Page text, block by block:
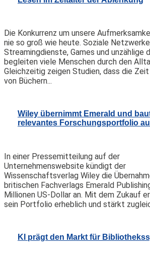
Die Konkurrenz um unsere
nie so groß wie heute. Soziale
Streamingdienste, Games und unzählige
begleiten viele Menschen durch den
Gleichzeitig zeigen Studien, dass die
von Büchern...
Wiley übernimmt Emerald und
relevantes Forschungsportfolio
In einer Pressemitteilung auf der
Unternehmenswebsite kündigt der
Wissenschaftsverlag Wiley die
britischen Fachverlags Emerald
Millionen US-Dollar an. Mit dem Zukauf
sein Portfolio erheblich und stärkt
KI prägt den Markt für